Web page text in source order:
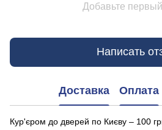
Добавьте
Написать
Доставка Оплата
Кур'єром до дверей по Києву – 100